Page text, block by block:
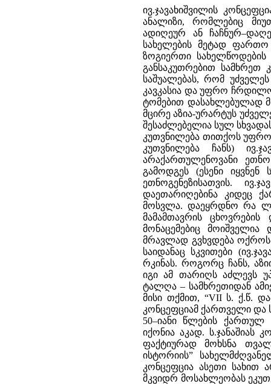
ივ.ჯავახიშვილის კონცეფციაში ყველაზე ძვირფასი არის ცალკეული ტოპონიმიკური ფაქტების ანალიზი, რომლებიც მიუთითებენ სამხრეთ კავკასიის ტერიტორიაზე ზოგიერთ აფხაზურ–ადიღეურ ან ჩაჩნურ–დაღესტნურ სახელწოდებათა არსებობაზე, ისევე როგორც ამგვარივე სახელების მეტად ფართო ტერიტორიაზე განფანტვაზე კავკასიონის იქითა მხარეში. მაგრამ ზოგიერთი სახელწოდების ახსნა არ არის დამაჯერებელი და საერთოდ არსებული ფაქტები, განსაკუთრებით სამხრეთ კავკასიაში შედარებით გვიან ფიქსირებული მასალები, არ იძლევა საშუალებას, რომ უძველეს ხანებში ჯერ მთელი ამიერკავკასია და მერე მთელი ჩრდილოეთ კავკასია და უფრო ჩრდილოეთით მდებარე მიწები აფხაზურ–ადიღეური და ჩაჩნურ–დაღესტნური ტომებით დასახლებულად მივიჩნიოთ. მეტად არადამაჯერებელია ანალოგია საქართველოს და მცირე აზია-ურარტუს უძველეს სახელებს შორის დაბოლოებათა მიხედვით. ეს სუფიქსები ადვილი შესაძლებელია სულ სხვადასხვა წარმოშობისანი იყვნენ, ან, რადგანაც სამხრეთში მათი ენობრივი კუთვნილება თითქოს უფრო აშკარაა (ხური–ურარტულ ან ანატოლიურ–ინდოევროპული ფენების კუთვნილება ჩანს) ივ.ჯავახიშვილის მიერ მოტანილი ქართული ანალოგიები უფრო არაქართულენოვანი ეთნოსის უძველესი ბედ–იღბლის შესახებ მსჯელობისათვის შეიძლება გამოდგეს (ესენი იყვნენ სამხრეთ კავკასიის უძველესი მცხოვრებნი?), ვიდრე ქართველთა ეთნოგენეზისათვის. ივ.ჯავახიშვილი თავის ერთ–ერთ უკანასკნელ ნაშრომში შეეცადა დაეთარიღებინა კიდეც ქართველი და სხვა კავკასიელი ტომების კავკასიაში სამხრეთიდან მოსვლა. დაეყრდნო რა ლეგენდარულ ცნობებს იბერების გადმოსახლების (31) ან სკვითების მამამთავრის ცხოვრების დროის შესახებ (32), ივ.ჯავახიშვილმა მატერიალური კულტურის მონაცემებიც მოიშველია და აღნიშნა, რომ სკვითურ–სარმატულ მატერიალურ კულტურაში მრავლად გვხვდება ოქროსა და ბრინჯაოს ნივთები, ხოლო რკინა ცოტაა. მაგრამ მცირე აზიაში, საიდანაც სკვითები (ივ.ჯავახიშვილის მიხედვით) მოვიდნენ, უკვე XIV საუკუნიდან იცნობდნენ რკინას. როგორც ჩანს, აზიიდან სკვითებისა და სარმატების გადმოსახლების დასაწყისისათვის იგი ამ თარიღს აძლევს უპირატესობას (33), ხოლო ამ მოძრაობის ერთ–ერთი უკანასკნელი ტალღა – სამხრეთიდან ამიერკავკასიისაკენ წამოსულ ქართველ ტომთა უკანასკნელი ტალღა – მისი თქმით, “VII ს. ქ.წ. დაძრულა” (34). აი, ასეთი სახე მიიღო საბოლოოდ ივ. ჯავახიშვილის კონცეფციამ ქართველი და სხვა კავკასიელი ტომების სამხრეთიდან გადმოსახლების შესახებ. 40–50–იანი წლების ქართულ საისტორიო და საენათმეცნიერო ლიტერატურაზე დიდი გავლენა იქონია აკად. ს.ჯანაშიას კონცეფციამ ქართველი ხალხის წარმოშობის შესახებ (35). ს.ჯანაშიამ ფაქტიურად მოხსნა თვალსაზრისი ქართველთა გადმოსახლების შესახებ. “საქართველოს ისტორიის” სახელმძღვანელოში, რომელიც პირველად 1943 წელს გამოქვეყნდა, ს.ჯანაშიას კონცეფცია ასეთი სახით არის წარმოდგენილი: ქართველები წარმოშობით წინა აზიის ძველ მკვიდრ მოსახლეობას ეკუთვნიან. უძველეს დროში, დაახლოებით ექვსი ათასი წლის წინათ, წინა აზიის უზარმაზარ მიწა–წყალზე და სამხრეთ ევროპაშიც (ბალკანეთის, აპენინისა და პირენეს ნახევარკუნძულებზე) ერთი მოდგმის ხალხები ცხოვრობდნენ. შემდეგ ამ